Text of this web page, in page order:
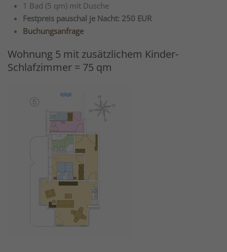
1 Bad (5 qm) mit Dusche
Festpreis pauschal je Nacht: 250 EUR
Buchungsanfrage
Wohnung 5 mit zusätzlichem Kinder-
Schlafzimmer = 75 qm